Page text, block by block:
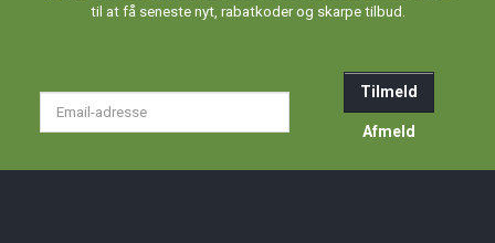
til at få seneste nyt, rabatkoder og skarpe tilbud.
Tilmeld
Afmeld